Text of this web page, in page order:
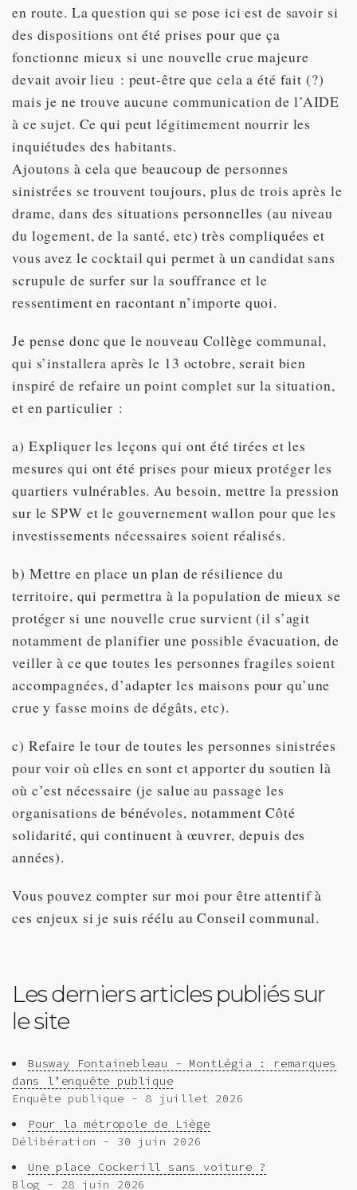
en route. La question qui se pose ici est de savoir si
des dispositions ont été prises pour que ça
fonctionne mieux si une nouvelle crue majeure
devait avoir lieu : peut-être que cela a été fait (?)
mais je ne trouve aucune communication de l’AIDE
à ce sujet. Ce qui peut légitimement nourrir les
inquiétudes des habitants.
Ajoutons à cela que beaucoup de personnes
sinistrées se trouvent toujours, plus de trois après le
drame, dans des situations personnelles (au niveau
du logement, de la santé, etc) très compliquées et
vous avez le cocktail qui permet à un candidat sans
scrupule de surfer sur la souffrance et le
ressentiment en racontant n’importe quoi.
Je pense donc que le nouveau Collège communal,
qui s’installera après le 13 octobre, serait bien
inspiré de refaire un point complet sur la situation,
et en particulier :
a) Expliquer les leçons qui ont été tirées et les
mesures qui ont été prises pour mieux protéger les
quartiers vulnérables. Au besoin, mettre la pression
sur le SPW et le gouvernement wallon pour que les
investissements nécessaires soient réalisés.
b) Mettre en place un plan de résilience du
territoire, qui permettra à la population de mieux se
protéger si une nouvelle crue survient (il s’agit
notamment de planifier une possible évacuation, de
veiller à ce que toutes les personnes fragiles soient
accompagnées, d’adapter les maisons pour qu’une
crue y fasse moins de dégâts, etc).
c) Refaire le tour de toutes les personnes sinistrées
pour voir où elles en sont et apporter du soutien là
où c’est nécessaire (je salue au passage les
organisations de bénévoles, notamment Côté
solidarité, qui continuent à œuvrer, depuis des
années).
Vous pouvez compter sur moi pour être attentif à
ces enjeux si je suis réélu au Conseil communal.
Les derniers articles publiés sur
le site
Busway Fontainebleau - MontLégia : remarques
dans l’enquête publique
Enquête publique - 8 juillet 2026
Pour la métropole de Liège
Délibération - 30 juin 2026
Une place Cockerill sans voiture ?
Blog - 28 juin 2026